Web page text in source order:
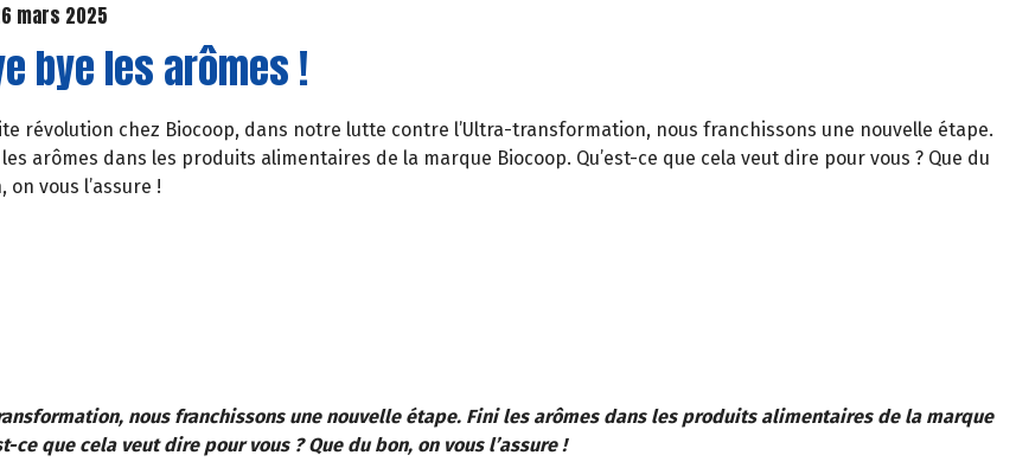
mars 2025
bye les arômes !
révolution chez Biocoop, dans notre lutte contre l’Ultra-transformation, nous franchissons une nouvelle étape.
les arômes dans les produits alimentaires de la marque Biocoop. Qu’est-ce que cela veut dire pour vous ? Que du
on vous l’assure !
nous franchissons une nouvelle étape. Fini les arômes dans les produits alimentaires de la marque
ce que cela veut dire pour vous ? Que du bon, on vous l’assure !